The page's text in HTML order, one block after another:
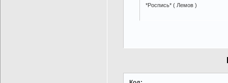
*Роспись* ( Лемов )